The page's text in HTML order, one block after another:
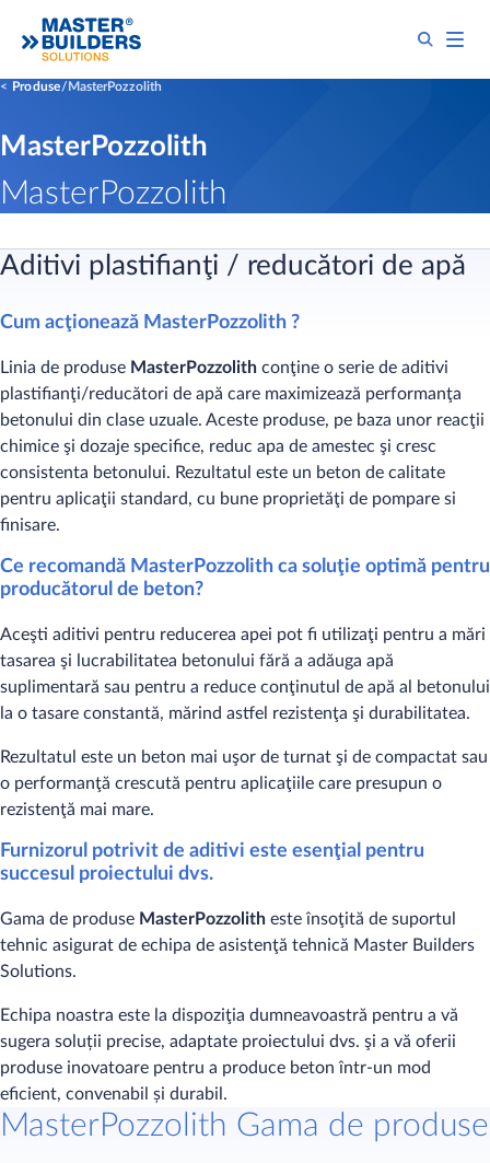
Produse MasterPozzolith
MasterPozzolith
MasterPozzolith
Aditivi plastifianţi / reducători de apă
Cum acţionează MasterPozzolith ?
Linia de produse MasterPozzolith conţine o serie de aditivi
plastifianţi/reducători de apă care maximizează performanţa
betonului din clase uzuale. Aceste produse, pe baza unor reacţii
chimice şi dozaje specifice, reduc apa de amestec şi cresc
consistenta betonului. Rezultatul este un beton de calitate
pentru aplicaţii standard, cu bune proprietăţi de pompare si
finisare.
Ce recomandă MasterPozzolith ca soluţie optimă pentru
producătorul de beton?
Aceşti aditivi pentru reducerea apei pot fi utilizaţi pentru a mări
tasarea şi lucrabilitatea betonului fără a adăuga apă
suplimentară sau pentru a reduce conţinutul de apă al betonului
la o tasare constantă, mărind astfel rezistenţa şi durabilitatea.
Rezultatul este un beton mai uşor de turnat şi de compactat sau
o performanţă crescută pentru aplicaţiile care presupun o
rezistenţă mai mare.
Furnizorul potrivit de aditivi este esenţial pentru
succesul proiectului dvs.
Gama de produse MasterPozzolith este însoţită de suportul
tehnic asigurat de echipa de asistenţă tehnică Master Builders
Solutions.
Echipa noastra este la dispoziţia dumneavoastră pentru a vă
sugera soluții precise, adaptate proiectului dvs. şi a vă oferii
produse inovatoare pentru a produce beton într-un mod
eficient, convenabil și durabil.
MasterPozzolith Gama de produse